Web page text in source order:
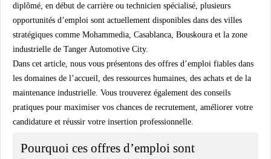
diplômé, en début de carrière ou technicien spécialisé, plusieurs
opportunités d’emploi sont actuellement disponibles dans des villes
stratégiques comme Mohammedia, Casablanca, Bouskoura et la zone
industrielle de Tanger Automotive City.
Dans cet article, nous vous présentons des offres d’emploi fiables dans
les domaines de l’accueil, des ressources humaines, des achats et de la
maintenance industrielle. Vous trouverez également des conseils
pratiques pour maximiser vos chances de recrutement, améliorer votre
candidature et réussir votre insertion professionnelle.
Pourquoi ces offres d’emploi sont